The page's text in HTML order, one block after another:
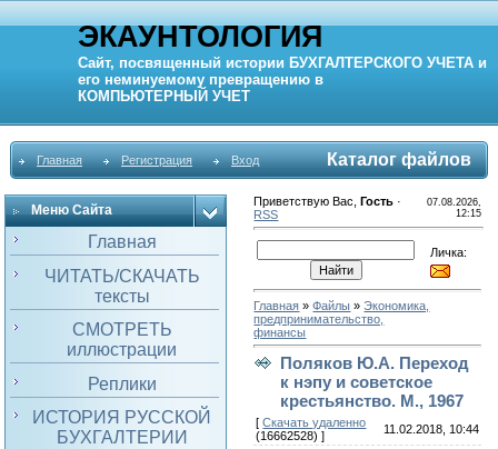
ЭКАУНТОЛОГИЯ
Сайт, посвященный истории БУХГАЛТЕРСКОГО УЧЕТА и
его неминуемому превращению в
КОМПЬЮТЕРНЫЙ УЧЕТ
Главная Регистрация Вход Каталог файлов
Меню Сайта
Главная
ЧИТАТЬ/СКАЧАТЬ
тексты
СМОТРЕТЬ
иллюстрации
Реплики
ИСТОРИЯ РУССКОЙ
БУХГАЛТЕРИИ
Приветствую Вас ,Гость ·
RSS
07.08.2026,
12:15
Личка:
Главная »Файлы »Экономика,
предпринимательство,
финансы
Поляков Ю.А. Переход
к нэпу и советское
крестьянство. М., 1967
[Скачать удаленно
(16662528) ]
11.02.2018, 10:44